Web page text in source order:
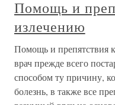
Помощь и
излечению
Помощь и препятствия
врач прежде всего
способом ту причину,
болезнь, в также все